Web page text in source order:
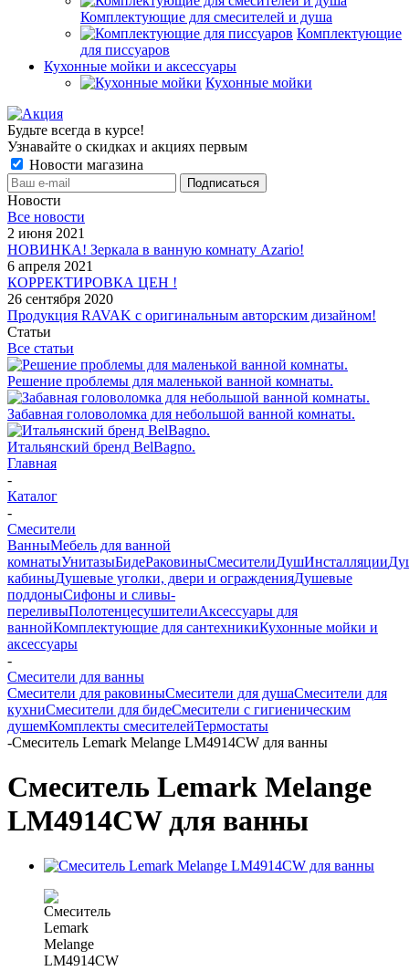
Комплектующие для смесителей и душа
Комплектующие
для писсуаров
Кухонные мойки и аксессуары
Кухонные мойки
Будьте всегда в курсе!
Узнавайте о скидках и акциях первым
Новости магазина
Новости
Все новости
2 июня 2021
НОВИНКА! Зеркала в ванную комнату Azario!
6 апреля 2021
КОРРЕКТИРОВКА ЦЕН !
26 сентября 2020
Продукция RAVAK с оригинальным авторским дизайном!
Статьи
Все статьи
Решение проблемы для маленькой ванной комнаты.
Забавная головоломка для небольшой ванной комнаты.
Итальянский бренд BelBagno.
Главная
-
Каталог
-
Смесители
ВанныМебель для ванной
комнатыУнитазыБидеРаковиныСмесителиДушИнсталляции
кабиныДушевые уголки, двери и огражденияДушевые
поддоныСифоны и сливы-
переливыПолотенцесушителиАксессуары для
ваннойКомплектующие для сантехникиКухонные мойки и
аксессуары
-
Смесители для ванны
Смесители для раковиныСмесители для душаСмесители для
кухниСмесители для бидеСмесители с гигиеническим
душемКомплекты смесителейТермостаты
-Смеситель Lemark Melange LM4914CW для ванны
Смеситель Lemark Melange
LM4914CW для ванны